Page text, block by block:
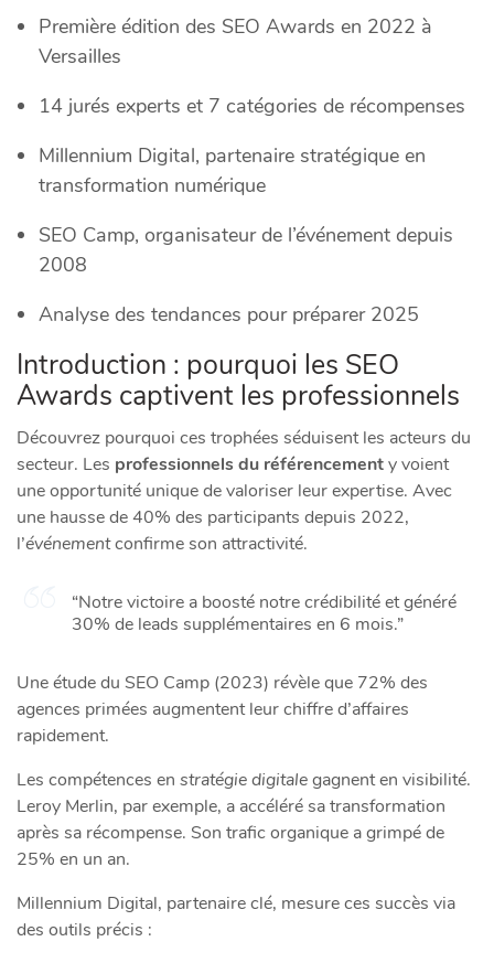
Première édition des SEO Awards en 2022 à
Versailles
14 jurés experts et 7 catégories de récompenses
Millennium Digital, partenaire stratégique en
transformation numérique
SEO Camp, organisateur de l’événement depuis
2008
Analyse des tendances pour préparer 2025
Introduction : pourquoi les SEO
Awards captivent les professionnels
Découvrez pourquoi ces trophées séduisent les acteurs du
secteur. Les professionnels du référencementy voient
une opportunité unique de valoriser leur expertise. Avec
une hausse de 40% des participants depuis 2022,
l’événementconfirme son attractivité.
“Notre victoire a boosté notre crédibilité et généré
30% de leads supplémentaires en 6 mois.”
Une étude du SEO Camp (2023) révèle que 72% des
agences primées augmentent leur chiffre d’affaires
rapidement.
Les compétences en stratégie digitalegagnent en visibilité.
Leroy Merlin, par exemple, a accéléré sa transformation
après sa récompense. Son trafic organique a grimpé de
25% en un an.
Millennium Digital, partenaire clé, mesure ces succès via
des outils précis :